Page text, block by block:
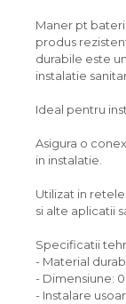
Maner pt
produs
durabile este
instalatie
Ideal pentru
Asigura o
in instalatie.
Utilizat in
si alte aplicatii
Specificatii
- Material
- Dimensiune:
- Instalare